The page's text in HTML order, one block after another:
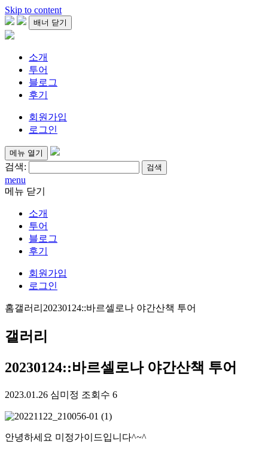
Skip to content
배너 닫기
소개
투어
블로그
후기
회원가입
로그인
메뉴 열기
검색:
menu
메뉴 닫기
소개
투어
블로그
후기
회원가입
로그인
홈갤러리 20230124::바르셀로나 야간산책 투어
갤러리
20230124::바르셀로나 야간산책 투어
2023.01.26 심미정 조회수 6
안녕하세요 미정가이드입니다^~^